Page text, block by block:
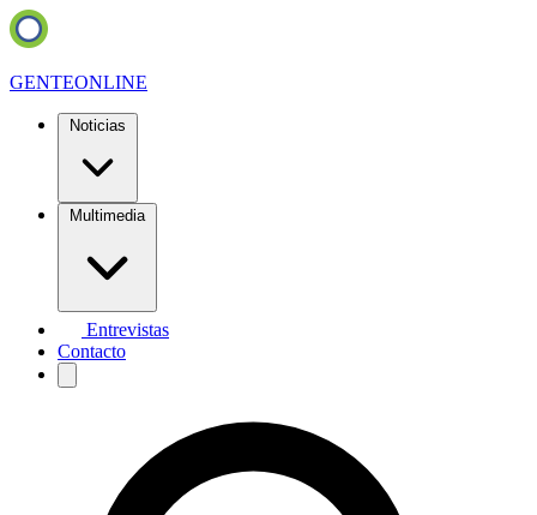
GENTEONLINE
Noticias
Multimedia
Entrevistas
Contacto